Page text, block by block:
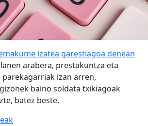
izatea garestiagoa denean
arabera, prestakuntza eta
izan arren,
baino soldata txikiagoak
batez beste.